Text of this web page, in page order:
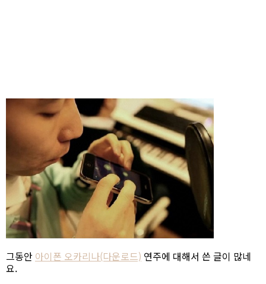
그동안 아이폰 오카리나(다운로드) 연주에 대해서 쓴 글이 많네
요.